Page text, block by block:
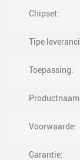
Chipset:
Tipe
Toepassing:
Voorwaarde:
Garantie: